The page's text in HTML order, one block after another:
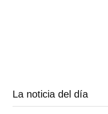
La noticia del día